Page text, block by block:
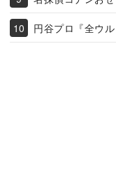
円谷プロ『全ウ